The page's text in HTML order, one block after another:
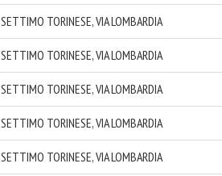
SETTIMO TORINESE, VIA LOMBARDIA
SETTIMO TORINESE, VIA LOMBARDIA
SETTIMO TORINESE, VIA LOMBARDIA
SETTIMO TORINESE, VIA LOMBARDIA
SETTIMO TORINESE, VIA LOMBARDIA